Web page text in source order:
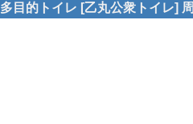
多目的トイレ [乙丸公衆トイレ]